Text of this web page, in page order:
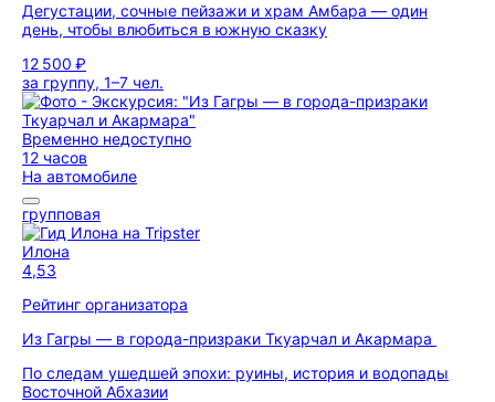
Дегустации, сочные пейзажи и храм Амбара — один
день, чтобы влюбиться в южную сказку
12 500 ₽
за группу, 1–7 чел.
Временно недоступно
12 часов
На автомобиле
групповая
Илона
4,53
Рейтинг организатора
Из Гагры — в города-призраки Ткуарчал и Акармара
По следам ушедшей эпохи: руины, история и водопады
Восточной Абхазии